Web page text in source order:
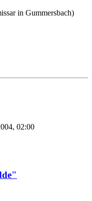
in Gummersbach)
02:00